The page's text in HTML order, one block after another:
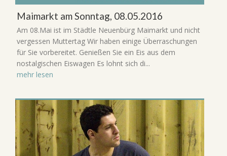
Maimarkt am Sonntag, 08.05.2016
Am 08.Mai ist im Städtle Neuenbürg Maimarkt und nicht
vergessen Muttertag Wir haben einige Überraschungen
für Sie vorbereitet. Genießen Sie ein Eis aus dem
nostalgischen Eiswagen Es lohnt sich di...
mehr lesen